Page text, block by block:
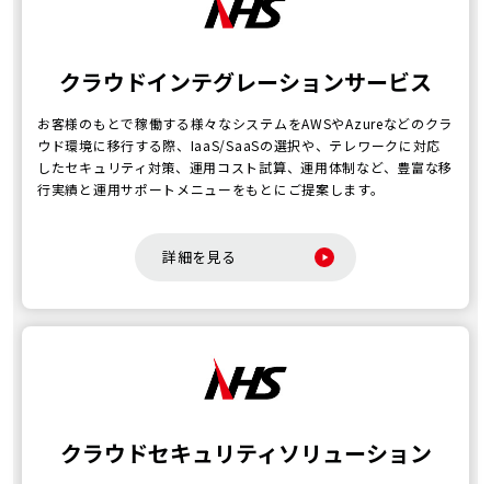
クラウドインテグレーションサービス
お客様のもとで稼働する様々なシステムをAWSやAzureなどのクラ
ウド環境に移行する際、IaaS/SaaSの選択や、テレワークに対応
したセキュリティ対策、運用コスト試算、運用体制など、豊富な移
行実績と運用サポートメニューをもとにご提案します。
詳細を見る
クラウドセキュリティソリューション